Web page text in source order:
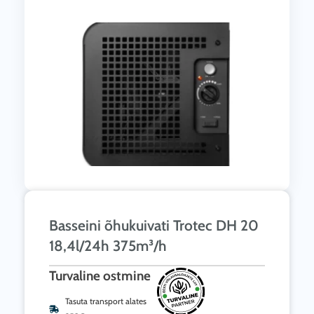
Basseini õhukuivati Trotec ​​DH 20
18,4l/24h 375m³/h
Turvaline ostmine
Tasuta transport alates